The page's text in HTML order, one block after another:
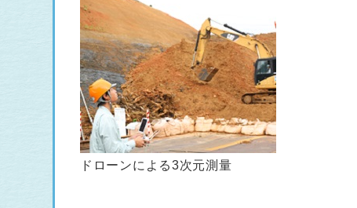
ドローンによる3次元測量